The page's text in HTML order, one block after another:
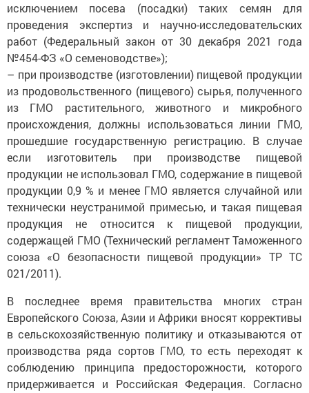
исключением посева (посадки) таких семян для
проведения экспертиз и научно-исследовательских
работ (Федеральный закон от 30 декабря 2021 года
№454-ФЗ «О семеноводстве»);
– при производстве (изготовлении) пищевой продукции
из продовольственного (пищевого) сырья, полученного
из ГМО растительного, животного и микробного
происхождения, должны использоваться линии ГМО,
прошедшие государственную регистрацию. В случае
если изготовитель при производстве пищевой
продукции не использовал ГМО, содержание в пищевой
продукции 0,9 % и менее ГМО является случайной или
технически неустранимой примесью, и такая пищевая
продукция не относится к пищевой продукции,
содержащей ГМО (Технический регламент Таможенного
союза «О безопасности пищевой продукции» ТР ТС
021/2011).
В последнее время правительства многих стран
Европейского Союза, Азии и Африки вносят коррективы
в сельскохозяйственную политику и отказываются от
производства ряда сортов ГМО, то есть переходят к
соблюдению принципа предосторожности, которого
придерживается и Российская Федерация. Согласно